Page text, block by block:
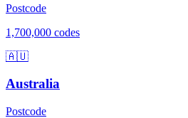
Postcode
1,700,000 codes
🇦🇺
Australia
Postcode